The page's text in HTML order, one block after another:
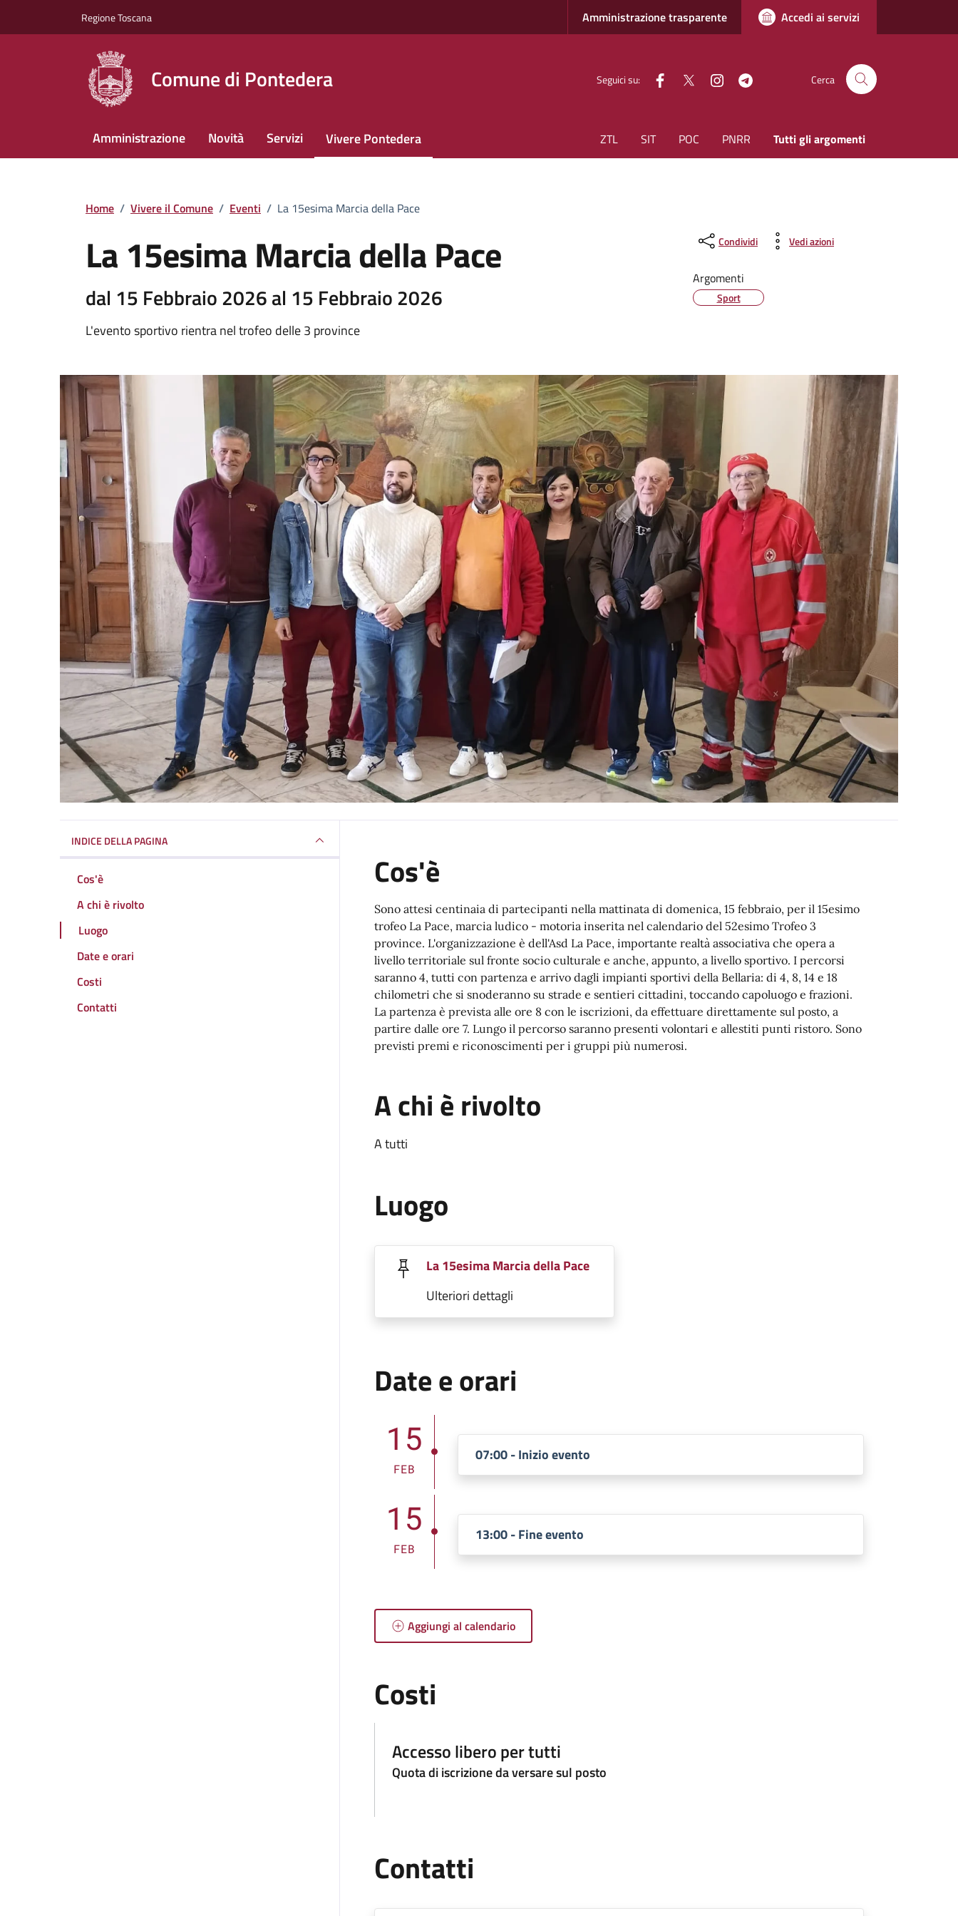
Regione Toscana Amministrazione trasparente Accedi ai servizi
Comune di Pontedera Seguici su: facebook
Twitter instagram Cerca
Amministrazione Novità Servizi Vivere Pontedera ZTL SIT POC PNRR Tutti gli argomenti
Home / Vivere il Comune / Eventi / La 15esima Marcia della Pace
La 15esima Marcia della Pace
dal 15 Febbraio 2026 al 15 Febbraio 2026
L'evento sportivo rientra nel trofeo delle 3 province
Condividi Vedi azioni
Argomenti
Sport
INDICE DELLA PAGINA
Cos'è
A chi è rivolto
Luogo
Date e orari
Costi
Contatti
Cos'è
Sono attesi centinaia di partecipanti nella mattinata di domenica, 15 febbraio, per il 15esimo
trofeo La Pace, marcia ludico - motoria inserita nel calendario del 52esimo Trofeo 3
province. L'organizzazione è dell'Asd La Pace, importante realtà associativa che opera a
livello territoriale sul fronte socio culturale e anche, appunto, a livello sportivo. I percorsi
saranno 4, tutti con partenza e arrivo dagli impianti sportivi della Bellaria: di 4, 8, 14 e 18
chilometri che si snoderanno su strade e sentieri cittadini, toccando capoluogo e frazioni.
La partenza è prevista alle ore 8 con le iscrizioni, da effettuare direttamente sul posto, a
partire dalle ore 7. Lungo il percorso saranno presenti volontari e allestiti punti ristoro. Sono
previsti premi e riconoscimenti per i gruppi più numerosi.
A chi è rivolto
A tutti
Luogo
La 15esima Marcia della Pace
Ulteriori dettagli
Date e orari
15
FEB
07:00 - Inizio evento
15
FEB
13:00 - Fine evento
Aggiungi al calendario
Costi
Accesso libero per tutti
Quota di iscrizione da versare sul posto
Contatti